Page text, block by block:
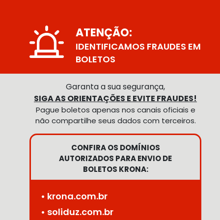
ATENÇÃO:
IDENTIFICAMOS FRAUDES EM
BOLETOS
Garanta a sua segurança,
SIGA AS ORIENTAÇÕES E EVITE FRAUDES!
Pague boletos apenas nos canais oficiais e
não compartilhe seus dados com terceiros.
CONFIRA OS DOMÍNIOS
AUTORIZADOS PARA ENVIO DE
BOLETOS KRONA:
• krona.com.br
• soliduz.com.br